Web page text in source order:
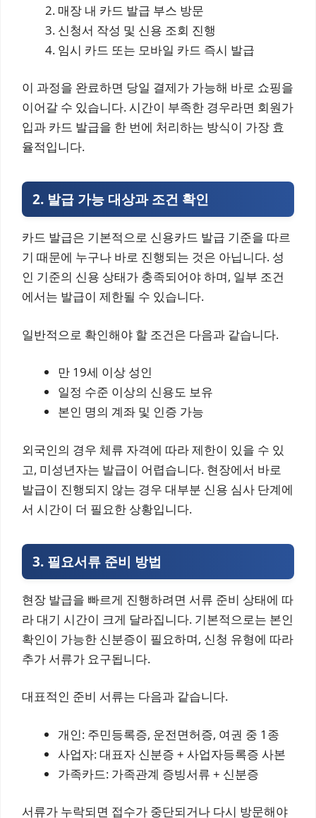
매장 내 카드 발급 부스 방문
신청서 작성 및 신용 조회 진행
임시 카드 또는 모바일 카드 즉시 발급
이 과정을 완료하면 당일 결제가 가능해 바로 쇼핑을
이어갈 수 있습니다. 시간이 부족한 경우라면 회원가
입과 카드 발급을 한 번에 처리하는 방식이 가장 효
율적입니다.
2. 발급 가능 대상과 조건 확인
카드 발급은 기본적으로 신용카드 발급 기준을 따르
기 때문에 누구나 바로 진행되는 것은 아닙니다. 성
인 기준의 신용 상태가 충족되어야 하며, 일부 조건
에서는 발급이 제한될 수 있습니다.
일반적으로 확인해야 할 조건은 다음과 같습니다.
만 19세 이상 성인
일정 수준 이상의 신용도 보유
본인 명의 계좌 및 인증 가능
외국인의 경우 체류 자격에 따라 제한이 있을 수 있
고, 미성년자는 발급이 어렵습니다. 현장에서 바로
발급이 진행되지 않는 경우 대부분 신용 심사 단계에
서 시간이 더 필요한 상황입니다.
3. 필요서류 준비 방법
현장 발급을 빠르게 진행하려면 서류 준비 상태에 따
라 대기 시간이 크게 달라집니다. 기본적으로는 본인
확인이 가능한 신분증이 필요하며, 신청 유형에 따라
추가 서류가 요구됩니다.
대표적인 준비 서류는 다음과 같습니다.
개인: 주민등록증, 운전면허증, 여권 중 1종
사업자: 대표자 신분증 + 사업자등록증 사본
가족카드: 가족관계 증빙서류 + 신분증
서류가 누락되면 접수가 중단되거나 다시 방문해야